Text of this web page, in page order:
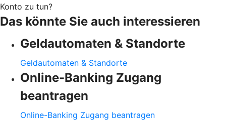
Konto zu tun?
Das könnte Sie auch interessieren
Geldautomaten & Standorte
Geldautomaten & Standorte
Online-Banking Zugang
beantragen
Online-Banking Zugang beantragen